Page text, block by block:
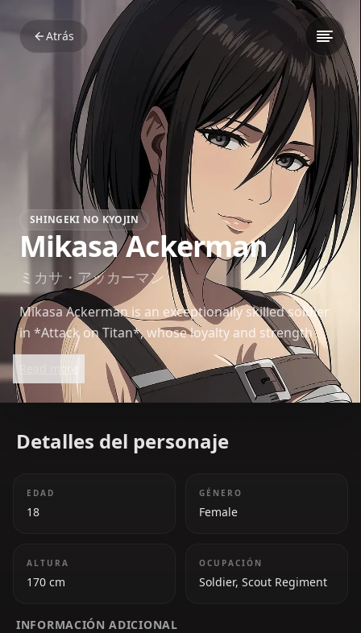
Atrás
SHINGEKI NO KYOJIN
Mikasa Ackerman
ミカサ・アッカーマン
Mikasa Ackerman is an exceptionally skilled soldier
in *Attack on Titan*, whose loyalty and strength
make her one of the series’ most revered
characters. Her bond with Eren and her desire to
protect humanity drive her actions.
Read more
Detalles del personaje
EDAD
18
GÉNERO
Female
ALTURA
170 cm
OCUPACIÓN
Soldier, Scout Regiment
INFORMACIÓN ADICIONAL